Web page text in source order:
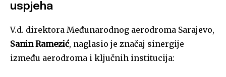
uspjeha
V.d. direktora Međunarodnog aerodroma Sarajevo,
Sanin Ramezić, naglasio je značaj sinergije
između aerodroma i ključnih institucija: